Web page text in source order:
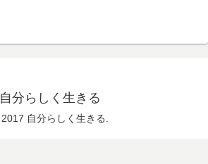
自分らしく生きる
自分らしく生きる.